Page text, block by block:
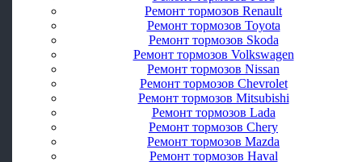
Ремонт тормозов Renault
Ремонт тормозов Toyota
Ремонт тормозов Skoda
Ремонт тормозов Volkswagen
Ремонт тормозов Nissan
Ремонт тормозов Chevrolet
Ремонт тормозов Mitsubishi
Ремонт тормозов Lada
Ремонт тормозов Chery
Ремонт тормозов Mazda
Ремонт тормозов Haval